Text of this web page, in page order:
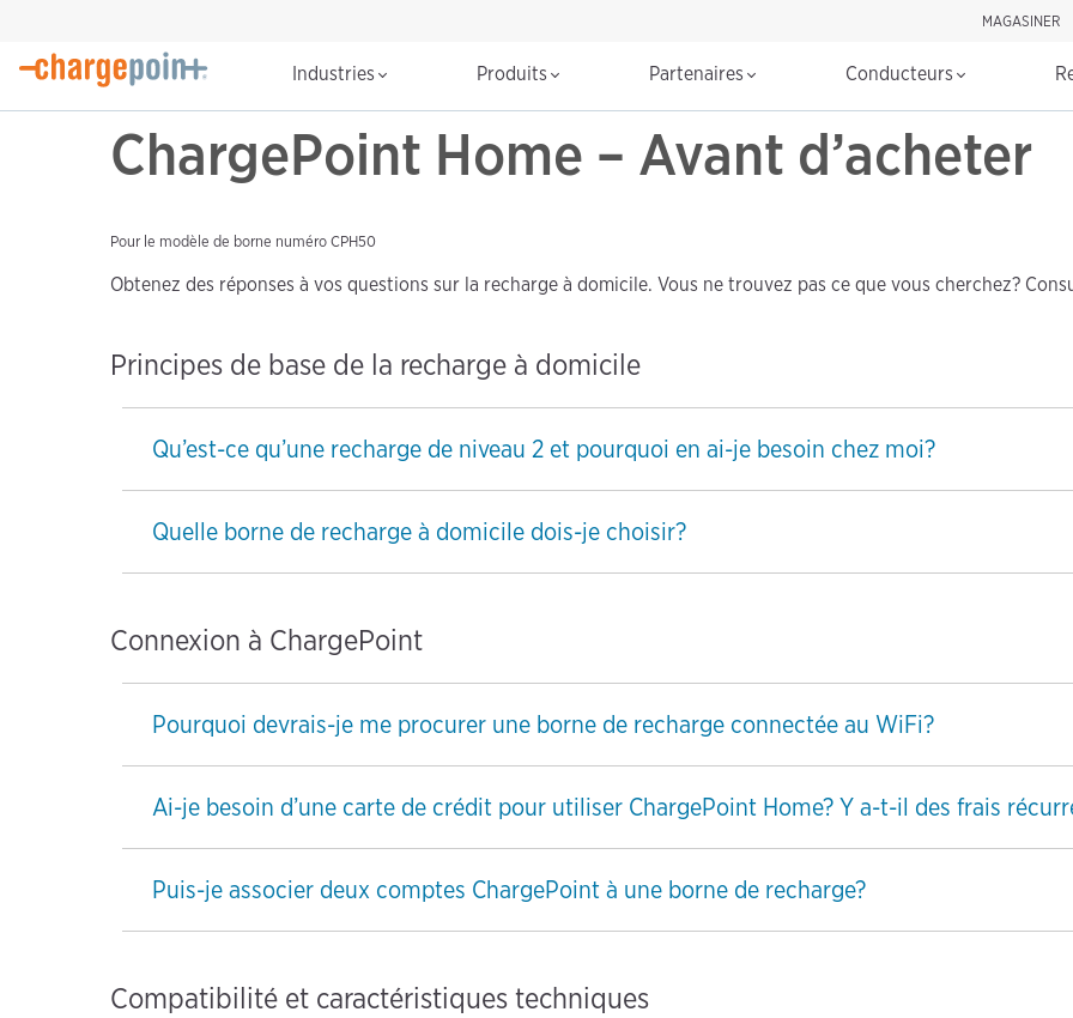
MAGASINER
Industries Produits Partenaires Conducteurs
ChargePoint Home – Avant d’acheter
Pour le modèle de borne numéro CPH50
Obtenez des réponses à vos questions sur la recharge à domicile. Vous ne trouvez pas ce que vous cherchez?
Principes de base de la recharge à domicile
Qu’est-ce qu’une recharge de niveau 2 et pourquoi en ai-je besoin chez moi?
Quelle borne de recharge à domicile dois-je choisir?
Connexion à ChargePoint
Pourquoi devrais-je me procurer une borne de recharge connectée au WiFi?
Ai-je besoin d’une carte de crédit pour utiliser ChargePoint Home? Y a-t-il des frais
Puis-je associer deux comptes ChargePoint à une borne de recharge?
Compatibilité et caractéristiques techniques